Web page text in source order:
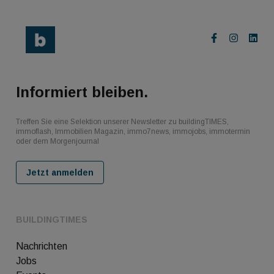
BUILDINGTIMES
Nachrichten
Jobs
Informiert bleiben.
Treffen Sie eine Selektion unserer Newsletter zu buildingTIMES,
immoflash, Immobilien Magazin, immo7news, immojobs, immotermin
oder dem Morgenjournal
Jetzt anmelden